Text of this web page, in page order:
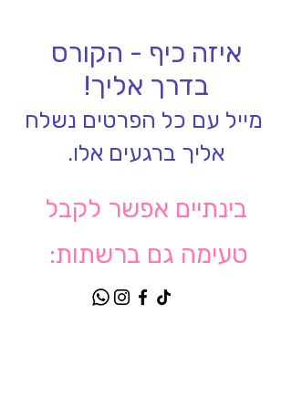
איזה כיף - הקורס
בדרך אליך!
מייל עם כל הפרטים נשלח
אליך ברגעים אלו.
בינתיים אפשר לקבל
טעימה גם ברשתות: